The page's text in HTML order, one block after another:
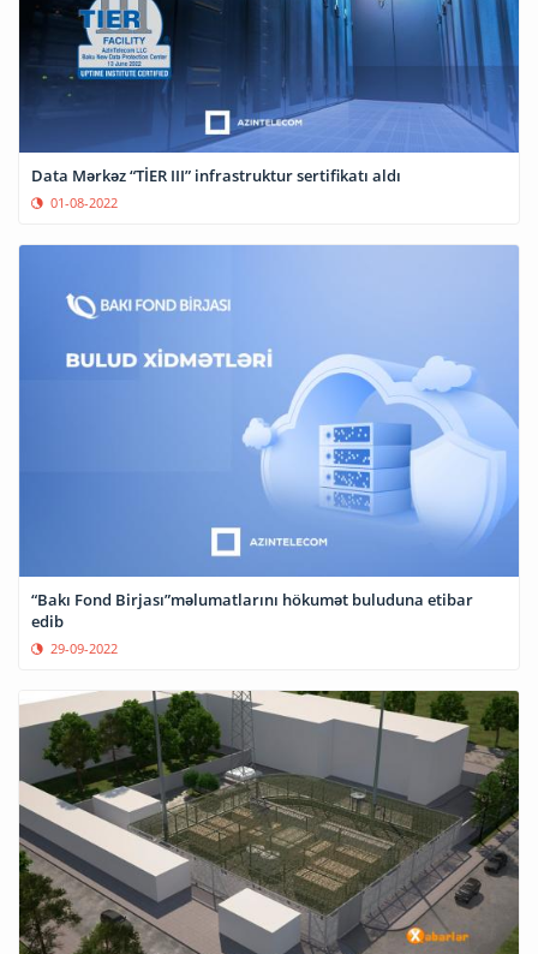
Data Mərkəz “TİER III” infrastruktur sertifikatı aldı
01-08-2022
“Bakı Fond Birjası”məlumatlarını hökumət buluduna etibar
edib
29-09-2022